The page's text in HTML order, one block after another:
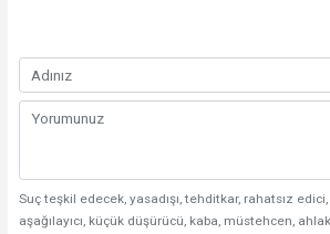
Suç teşkil edecek, yasadışı, tehditkar, rahatsız
aşağılayıcı, küçük düşürücü, kaba, müstehcen,